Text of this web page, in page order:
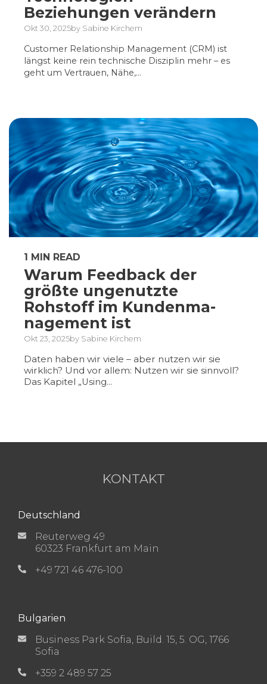
Beziehungen verändern
Okt 30, 2025by Sabine Kirchem
Customer Relationship Management (CRM) ist
längst keine rein technische Disziplin mehr – es
geht um Vertrauen, Nähe,...
1 MIN READ
Warum Feedback der
größte ungenutzte
Rohstoff im Kundenma-
nagement ist
Okt 23, 2025by Sabine Kirchem
Daten haben wir viele – aber nutzen wir sie
wirklich? Und vor allem: Nutzen wir sie sinnvoll?
Das Kapitel „Using...
KONTAKT
Deutschland
Reuterweg 49
60323 Frankfurt am Main
+49 721 46 476-100
Bulgarien
Business Park Sofia, Build. 15, 5. OG, 1766
Sofia
+359 2 489 57 25